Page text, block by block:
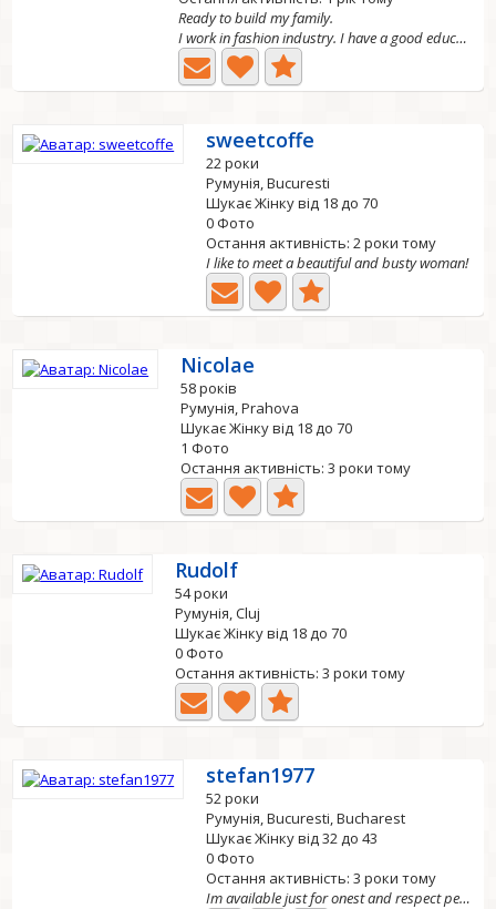
Ready to build my family.
I work in fashion industry. I have a good education, I am...
sweetcoffe
22 роки
Румунія, Bucuresti
Шукає Жінку від 18 до 70
0 Фото
Остання активність: 2 роки тому
I like to meet a beautiful and busty woman!
Nicolae
58 років
Румунія, Prahova
Шукає Жінку від 18 до 70
1 Фото
Остання активність: 3 роки тому
Rudolf
54 роки
Румунія, Cluj
Шукає Жінку від 18 до 70
0 Фото
Остання активність: 3 роки тому
stefan1977
52 роки
Румунія, Bucuresti, Bucharest
Шукає Жінку від 32 до 43
0 Фото
Остання активність: 3 роки тому
Im available just for onest and respect people